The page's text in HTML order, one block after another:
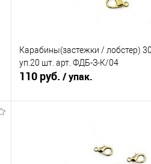
Карабины(застежки / лобстер)
уп.20 шт. арт. ФДБ-З-К/04
110 руб. / упак.